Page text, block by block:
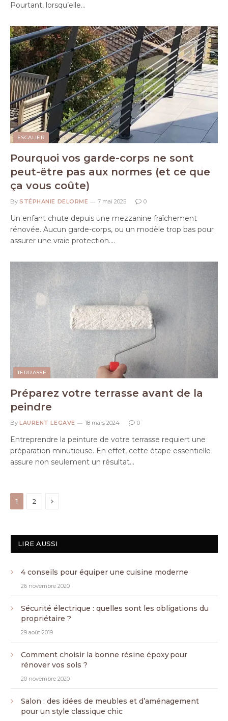
Pourtant, lorsqu’elle…
ESCALIER
Pourquoi vos garde-corps ne sont
peut-être pas aux normes (et ce que
ça vous coûte)
By STÉPHANIE DELORME 7 mai 2025 0
Un enfant chute depuis une mezzanine fraîchement
rénovée. Aucun garde-corps, ou un modèle trop bas pour
assurer une vraie protection.…
TERRASSE
Préparez votre terrasse avant de la
peindre
By LAURENT LEGAVE 18 mars 2024 0
Entreprendre la peinture de votre terrasse requiert une
préparation minutieuse. En effet, cette étape essentielle
assure non seulement un résultat…
1 2 Next
LIRE AUSSI
4 conseils pour équiper une cuisine moderne
26 novembre 2020
Sécurité électrique : quelles sont les obligations du
propriétaire ?
29 août 2019
Comment choisir la bonne résine époxy pour
rénover vos sols ?
20 novembre 2020
Salon : des idées de meubles et d’aménagement
pour un style classique chic